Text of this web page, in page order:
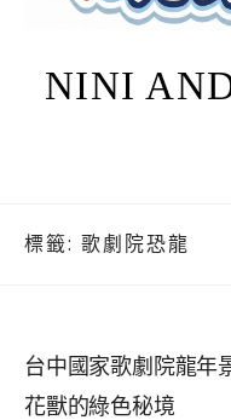
NINI
標籤: 歌劇院恐龍
台中國家歌劇院龍年
花獸的綠色秘境